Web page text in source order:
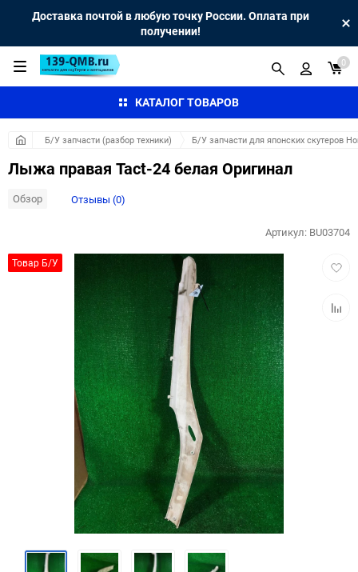
Доставка почтой в любую точку России. Оплата при
получении!
КАТАЛОГ ТОВАРОВ
0
Б/У запчасти (разбор техники) Б/У запчасти для японских скутеров
Лыжа правая Tact-24 белая Оригинал
Обзор Отзывы (0)
Товар Б/У
Артикул: BU03704